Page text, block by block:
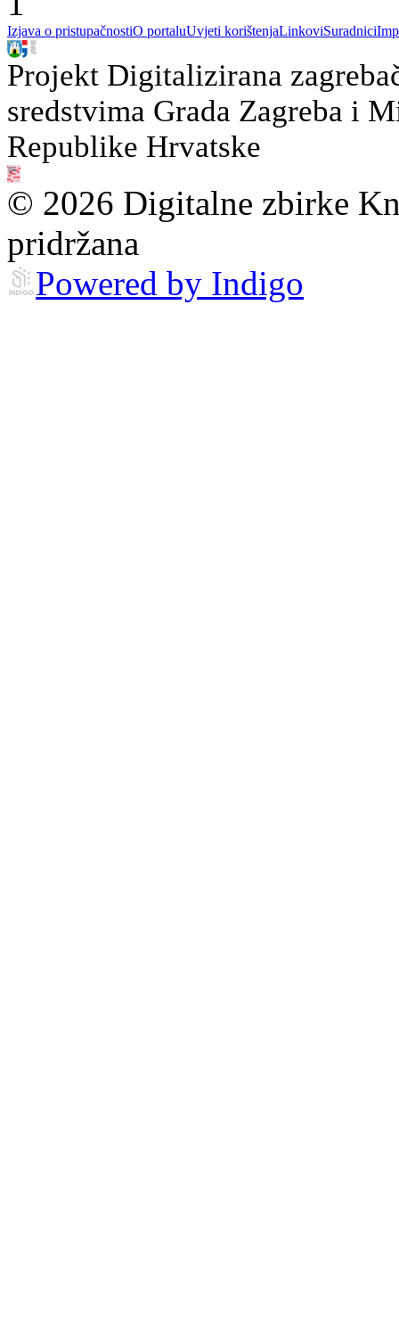
Izjava o pristupačnostiO portaluUvjeti korištenjaLinkoviSuradnici
Projekt Digitalizirana
sredstvima Grada Zagreba i
Republike Hrvatske
© 2026 Digitalne zbirke
pridržana
Powered by Indigo